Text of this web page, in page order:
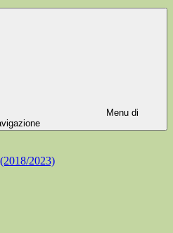
Menu di
2023)